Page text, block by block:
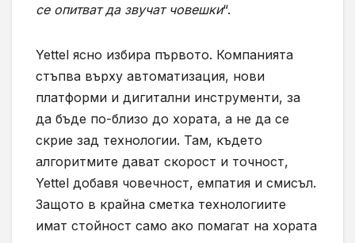
се опитват да звучат човешки“.
Yettel ясно избира първото. Компанията
стъпва върху автоматизация, нови
платформи и дигитални инструменти, за
да бъде по-близо до хората, а не да се
скрие зад технологии. Там, където
алгоритмите дават скорост и точност,
Yettel добавя човечност, емпатия и смисъл.
Защото в крайна сметка технологиите
имат стойност само ако помагат на хората